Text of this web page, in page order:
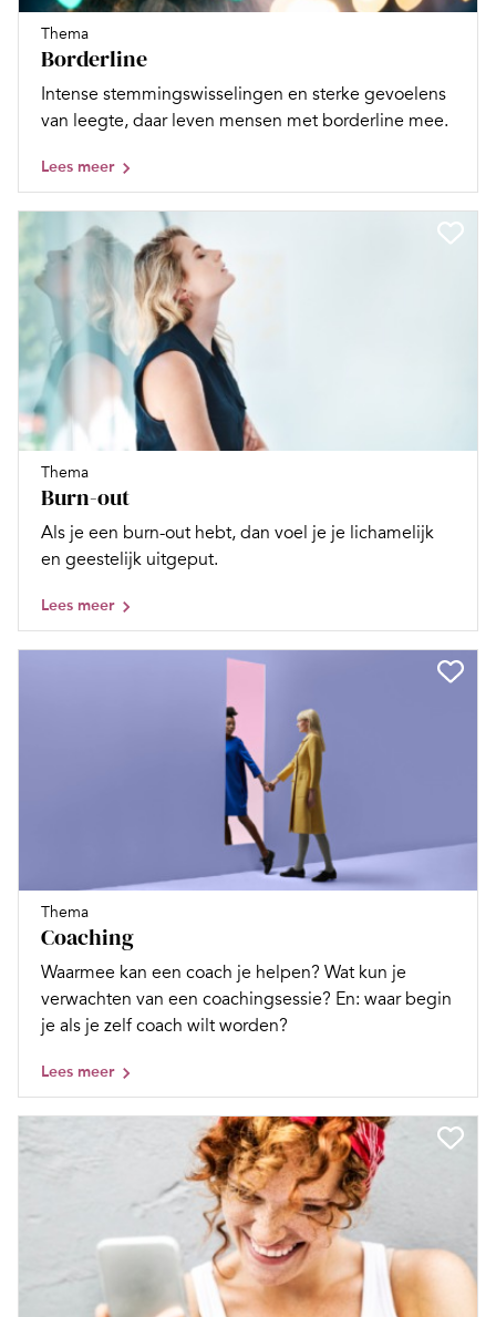
Thema
Borderline
Intense stemmingswisselingen en sterke gevoelens
van leegte, daar leven mensen met borderline mee.
Lees meer
Thema
Burn-out
Als je een burn-out hebt, dan voel je je lichamelijk
en geestelijk uitgeput.
Lees meer
Thema
Coaching
Waarmee kan een coach je helpen? Wat kun je
verwachten van een coachingsessie? En: waar begin
je als je zelf coach wilt worden?
Lees meer